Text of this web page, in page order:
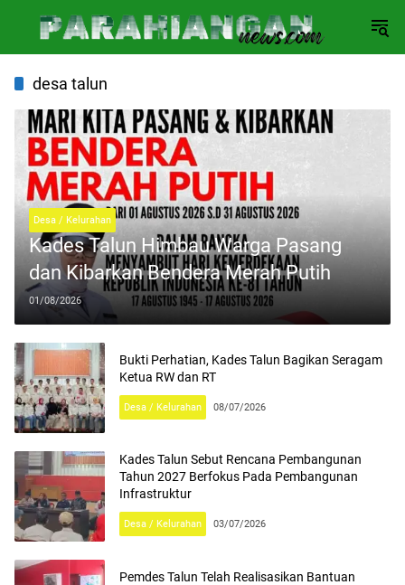
desa talun
Desa / Kelurahan
Kades Talun Himbau Warga Pasang
dan Kibarkan Bendera Merah Putih
01/08/2026
Bukti Perhatian, Kades Talun Bagikan Seragam
Ketua RW dan RT
Desa / Kelurahan 08/07/2026
Kades Talun Sebut Rencana Pembangunan
Tahun 2027 Berfokus Pada Pembangunan
Infrastruktur
Desa / Kelurahan 03/07/2026
Pemdes Talun Telah Realisasikan Bantuan